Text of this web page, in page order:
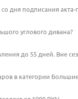
со дня подписания
углового дивана?
до 55 дней. Вне
в категории